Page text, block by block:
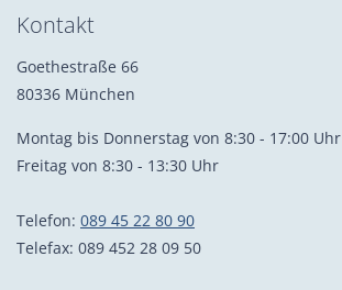
Kontakt
Goethestraße 66
80336 München
Montag bis Donnerstag von 8:30 - 17:00 Uhr
Freitag von 8:30 - 13:30 Uhr
Telefon: 089 45 22 80 90
Telefax: 089 452 28 09 50